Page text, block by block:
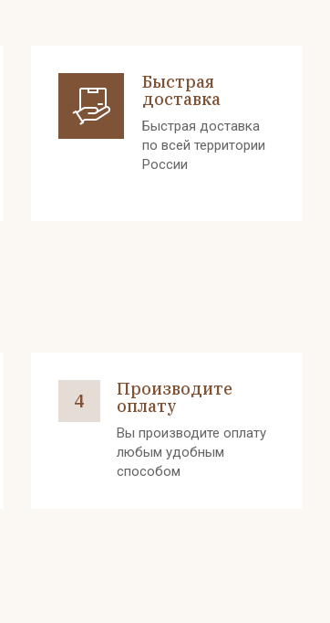
Быстрая
доставка
Быстрая доставка
по всей территории
России
4
Производите
оплату
Вы производите оплату
любым удобным
способом